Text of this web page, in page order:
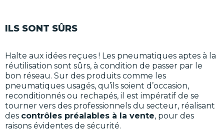
ILS SONT SÛRS
Halte aux idées reçues ! Les pneumatiques aptes à la
réutilisation sont sûrs, à condition de passer par le
bon réseau. Sur des produits comme les
pneumatiques usagés, qu’ils soient d’occasion,
reconditionnés ou rechapés, il est impératif de se
tourner vers des professionnels du secteur, réalisant
des contrôles préalables à la vente, pour des
raisons évidentes de sécurité.